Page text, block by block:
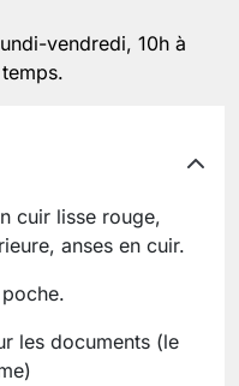
vendredi, 10h à
cuir lisse rouge,
anses en cuir.
les documents (le